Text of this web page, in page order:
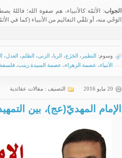
الجواب: الأئمّة كالأنبياء، هم صفوة الله؛
الوَحْي منه، أو تلقّي التعاليم من الأنبياء (كما في
وسوم: التطبير ، الجَزَع، الربا، الزنى، الظلم ، العدل،
الأنبياء، عصمة الزهراء، عصمة السيدة زينب،
20 مايو 2016 التصنيف : مقالات عقائدية
الإمام المهديّ(عج)، بين